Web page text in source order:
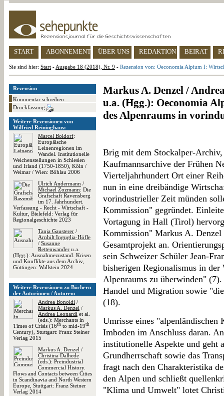
START ABONNEMENT ÜBER UNS REDAKTION BEIRAT
Sie sind hier: Start - Ausgabe 18 (2018), Nr. 9 - Rezension von: Oeconomia Alpium I:
Rezension
Kommentar schreiben
Druckfassung
Weitere Rezensionen von
Wilfried Reininghaus:
Marcel Boldorf:
Europäische
Leinenregionen im
Wandel. Institutionelle
Weichenstellungen in Schlesien
und Irland (1750-1850), Köln /
Weimar / Wien: Böhlau 2006
Ulrich Andermann /
Michael Zozmann: Die
Grafschaft Ravensberg
im 17. Jahrhundert.
Verfassung - Recht - Wirtschaft -
Kultur, Bielefeld: Verlag für
Regionalgeschichte 2023
Tanja Gausterer /
Arnhilt Inguglia-Höfle
/ Susanne
Rettenwander u.a.
(Hgg.): Ausnahmezustand. Krisen
und Konflikte aus dem Archiv,
Göttingen: Wallstein 2024
Weitere Rezensionen zu Büchern
der Autorinnen / Autoren:
Andrea Bonoldi /
Markus A. Denzel /
Andrea Leonardi et al.
(eds.): Merchants in
Times of Crisis (16th to mid-19th
Century), Stuttgart: Franz Steiner
Verlag 2015
Markus A. Denzel /
Christina Dalhede
(eds.): Preindustrial
Commercial History.
Flows and Contacts between Cities
in Scandinavia and North Western
Europe, Stuttgart: Franz Steiner
Verlag 2014
Markus A. Denzel /
u.a. (Hgg.): Oeconomia
des Alpenraums in
Brig mit dem Stockalper-
Kaufmannsarchive der Frühen
Vierteljahrhundert Ort einer
nun in eine dreibändige
vorindustrieller Zeit münden
Kommission" gegründet.
Vortagung in Hall (Tirol)
Kommission" Markus A.
Gesamtprojekt an.
sein Schweizer Schüler Jean-
bisherigen Regionalismus in der
Alpenraums zu überwinden"
Handel und Migration sowie
(18).
Umrisse eines
Imboden im Anschluss daran.
institutionelle Aspekte und geht
Grundherrschaft sowie das
fragt nach den Charakteristika
den Alpen und schließt
"Klima und Umwelt" lotet